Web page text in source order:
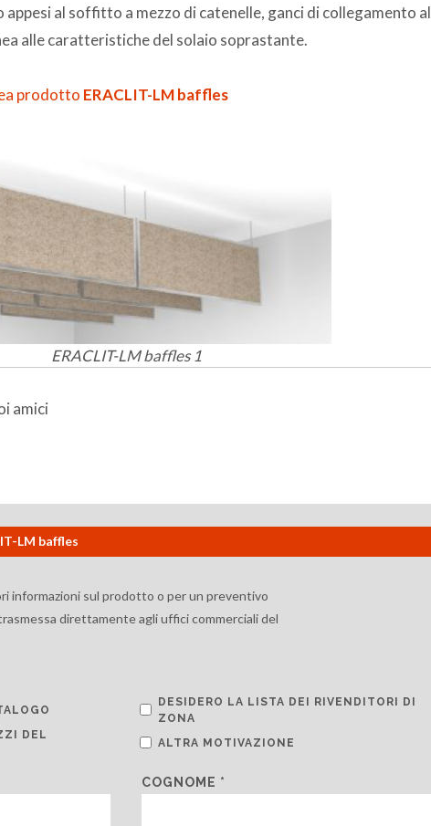
appesi al soffitto a mezzo di catenelle, ganci di collegamento al
alle caratteristiche del solaio soprastante.
prodotto ERACLIT-LM baffles
ERACLIT-LM baffles 1
amici
LM baffles
informazioni sul prodotto o per un preventivo
direttamente agli uffici commerciali del
DESIDERO LA LISTA DEI RIVENDITORI DI
ZONA
DEL
ALTRA MOTIVAZIONE
COGNOME *